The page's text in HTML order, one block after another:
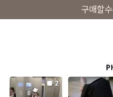
구매할